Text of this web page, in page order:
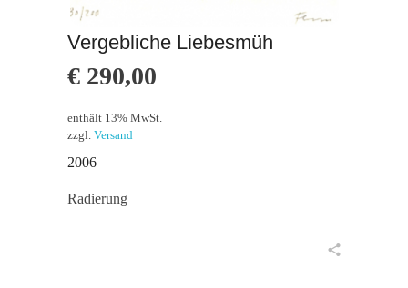
Vergebliche Liebesmüh
€ 290,00
enthält 13% MwSt.
zzgl. Versand
2006
Radierung